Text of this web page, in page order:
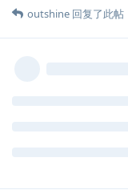
outshine 回复了此帖